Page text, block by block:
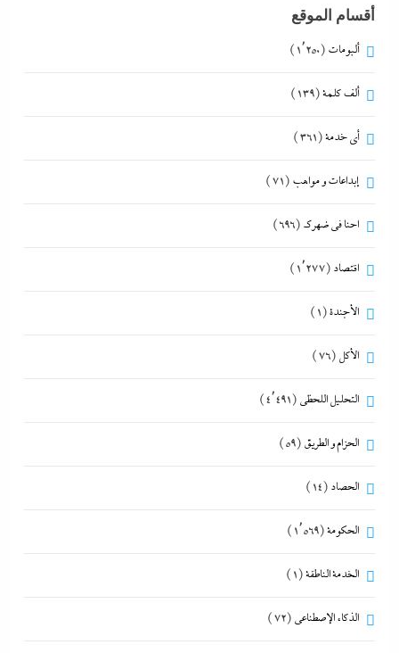
أقسام الموقع
ألبومات (1٬250)
ألف كلمة(139)
أي خدمة(361)
إبداعات و مواهب (71)
احنا في ضهرك (696)
اقتصاد (1٬277)
الأجندة(1)
الأكل (76)
التحليل اللحظي (4٬491)
الحزام و الطريق (59)
الحصاد (14)
الحكومة(1٬569)
الخدمة الناطقة(1)
الذكاء الإصطناعي (72)